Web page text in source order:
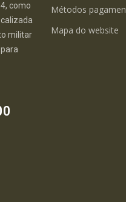
como
militar
Métodos
Mapa do website